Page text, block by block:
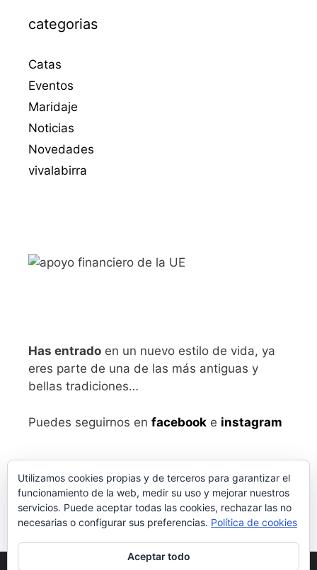
categorias
Catas
Eventos
Maridaje
Noticias
Novedades
vivalabirra
Has entrado en un nuevo estilo de vida, ya
eres parte de una de las más antiguas y
bellas tradiciones…
Puedes seguirnos en facebook e instagram
Utilizamos cookies propias y de terceros para garantizar el
funcionamiento de la web, medir su uso y mejorar nuestros
servicios. Puede aceptar todas las cookies, rechazar las no
necesarias o configurar sus preferencias. Política de cookies
Aceptar todo